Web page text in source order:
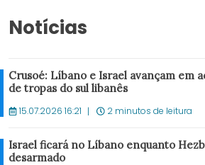
Notícias
Crusoé: Líbano e Israel avançam em
de tropas do sul libanês
15.07.2026 16:21 2 minutos de leitura
Israel ficará no Líbano enquanto
desarmado